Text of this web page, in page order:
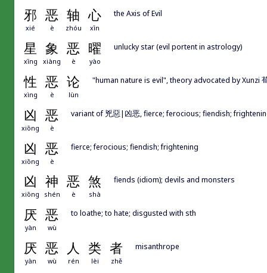
邪 恶 轴 心
xié è zhóu xīn
the Axis of Evil
星 象 恶 曜
xīng xiàng è yào
unlucky star (evil portent in astrology)
性 恶 论
xìng è lùn
"human nature is evil", theory advocated by Xunzi
凶 恶
xiōng è
variant of 兇惡|凶恶, fierce; ferocious; fiendish;
凶 恶
xiōng è
fierce; ferocious; fiendish; frightening
凶 神 恶 煞
xiōng shén è shà
fiends (idiom); devils and monsters
厌 恶
yàn wù
to loathe; to hate; disgusted with sth
厌 恶 人 类 者
yàn wù rén lèi zhě
misanthrope